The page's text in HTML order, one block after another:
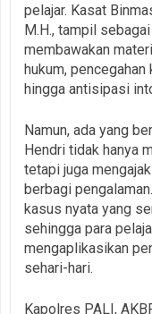
pelajar. Kasat
M.H., tampil
membawakan
hukum, pencegahan
hingga antisipasi
Namun, ada yang
Hendri tidak hanya
tetapi juga
berbagi
kasus nyata yang
sehingga para
mengaplikasikan
sehari-hari.
Kapolres PALI,